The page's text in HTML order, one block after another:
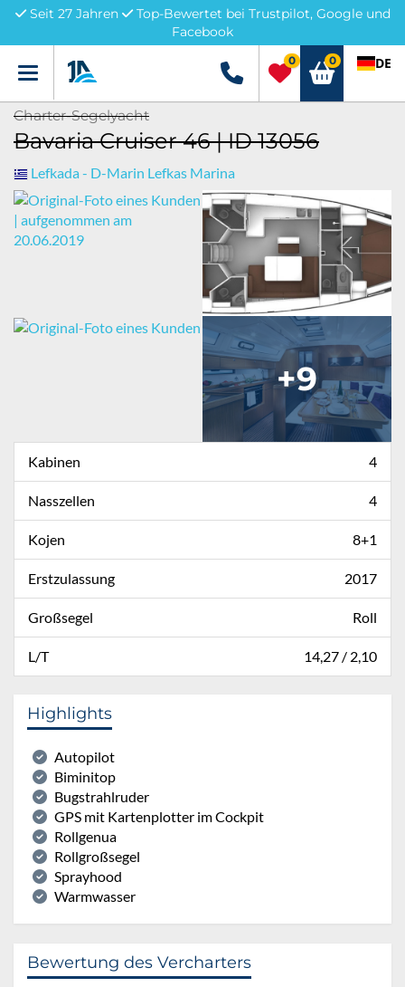
Seit 27 Jahren
Top-Bewertet bei Trustpilot, Google und
Facebook
Menü +49 5741 3222690
0 0 DE
Charter-Segelyacht
Bavaria Cruiser 46 | ID 13056
Lefkada - D-Marin Lefkas Marina
+9
Kabinen 4
Nasszellen 4
Kojen 8+1
Erstzulassung 2017
Großsegel Roll
L/T 14,27 / 2,10
Highlights
Autopilot
Biminitop
Bugstrahlruder
GPS mit Kartenplotter im Cockpit
Rollgenua
Rollgroßsegel
Sprayhood
Warmwasser
Bewertung des Vercharters